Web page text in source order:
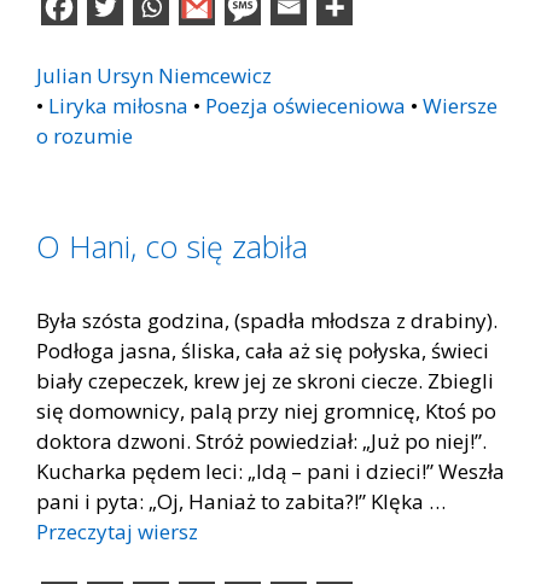
Julian Ursyn Niemcewicz
• Liryka miłosna • Poezja oświeceniowa • Wiersze
o rozumie
O Hani, co się zabiła
Była szósta godzina, (spadła młodsza z drabiny).
Podłoga jasna, śliska, cała aż się połyska, świeci
biały czepeczek, krew jej ze skroni ciecze. Zbiegli
się domownicy, palą przy niej gromnicę, Ktoś po
doktora dzwoni. Stróż powiedział: „Już po niej!”.
Kucharka pędem leci: „Idą – pani i dzieci!” Weszła
pani i pyta: „Oj, Haniaż to zabita?!” Klęka …
Przeczytaj wiersz